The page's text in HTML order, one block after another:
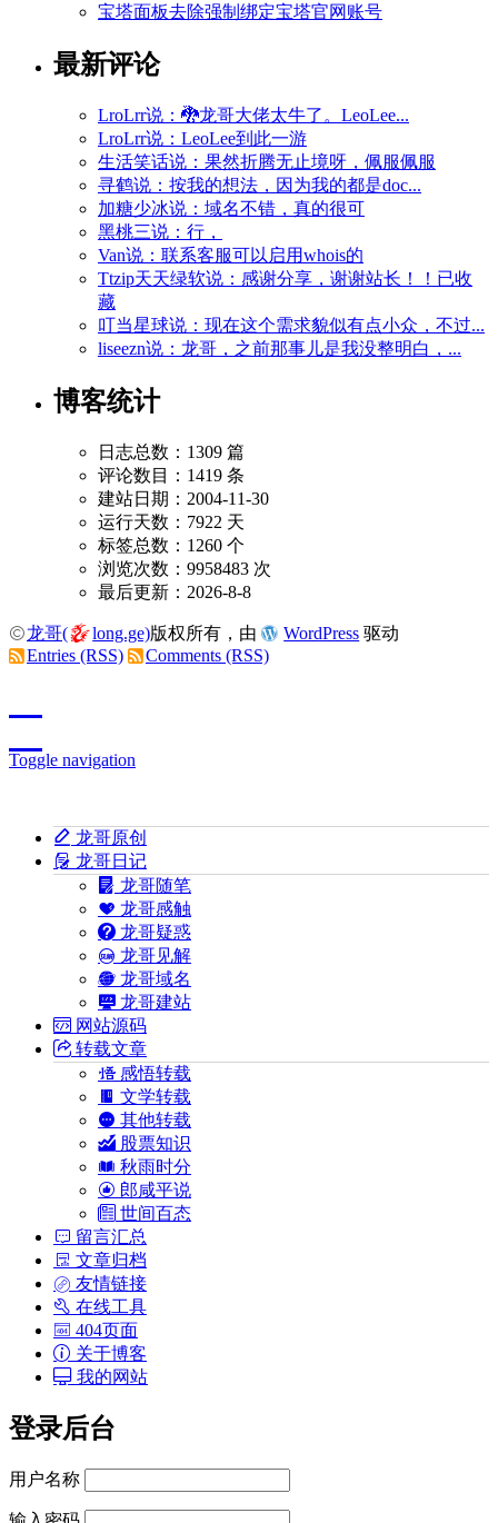
宝塔面板去除强制绑定宝塔官网账号
最新评论
LroLrr说：🐉龙哥大佬太牛了。LeoLee...
LroLrr说：LeoLee到此一游
生活笑话说：果然折腾无止境呀，佩服佩服
寻鹤说：按我的想法，因为我的都是doc...
加糖少冰说：域名不错，真的很可
黑桃三说：行，
Van说：联系客服可以启用whois的
Ttzip天天绿软说：感谢分享，谢谢站长！！已收
藏
叮当星球说：现在这个需求貌似有点小众，不过...
liseezn说：龙哥，之前那事儿是我没整明白，...
博客统计
日志总数：1309 篇
评论数目：1419 条
建站日期：2004-11-30
运行天数：7922 天
标签总数：1260 个
浏览次数：9958483 次
最后更新：2026-8-8
龙哥( long.ge)版权所有，由 WordPress 驱动
Entries (RSS)
Comments (RSS)
Toggle navigation
龙哥原创
龙哥日记
龙哥随笔
龙哥感触
龙哥疑惑
龙哥见解
龙哥域名
龙哥建站
网站源码
转载文章
感悟转载
文学转载
其他转载
股票知识
秋雨时分
郎咸平说
世间百态
留言汇总
文章归档
友情链接
在线工具
404页面
关于博客
我的网站
登录后台
用户名称